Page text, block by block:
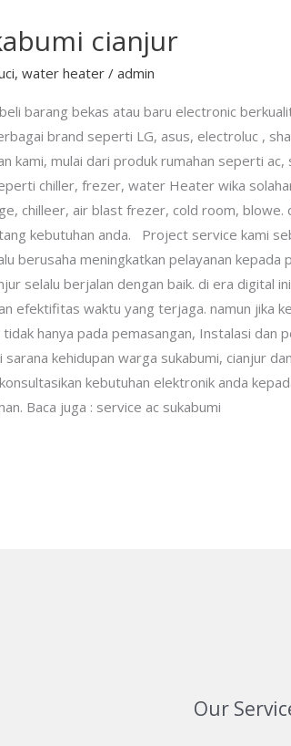
cianjur
,water heater /admin
barang bekas atau baru electronic
brand seperti LG, asus, electroluc ,
kami, mulai dari produk rumahan seperti
chiller, frezer, water Heater wika
chilleer, air blast frezer, cold room, blowe.
kebutuhan anda. Project service kami
berusaha meningkatkan pelayanan kepada
selalu berjalan dengan baik. di era digital
efektifitas waktu yang terjaga. namun jika
hanya pada pemasangan, Instalasi dan
kehidupan warga sukabumi, cianjur
kebutuhan elektronik anda
Baca juga : service ac sukabumi
Our